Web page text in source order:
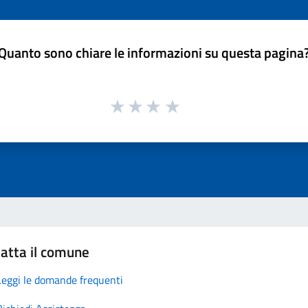
sono chiare le informazioni su questa
il comune
le domande frequenti